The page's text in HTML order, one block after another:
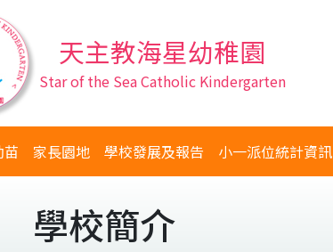
天主教海星幼稚園
Star of the Sea Catholic Kindergarten
苗 家長園地 學校發展及報告 小一派位統計資訊
學校簡介